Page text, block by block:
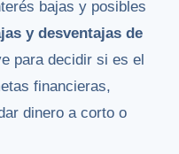
bajas y posibles
y desventajas de
para decidir si es el
financieras,
dinero a corto o